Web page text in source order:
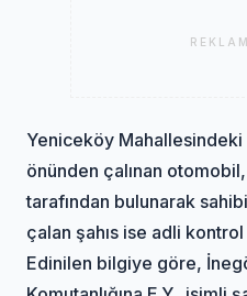
Yeniceköy
önünden çalınan
tarafından bulunarak
çalan şahıs ise adli kontrol
Edinilen bilgiye göre,